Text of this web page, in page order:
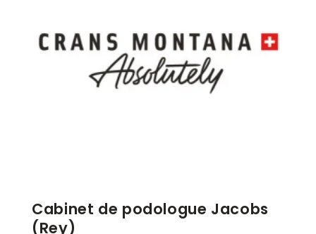
Cabinet de podologue Jacobs
(Rey)